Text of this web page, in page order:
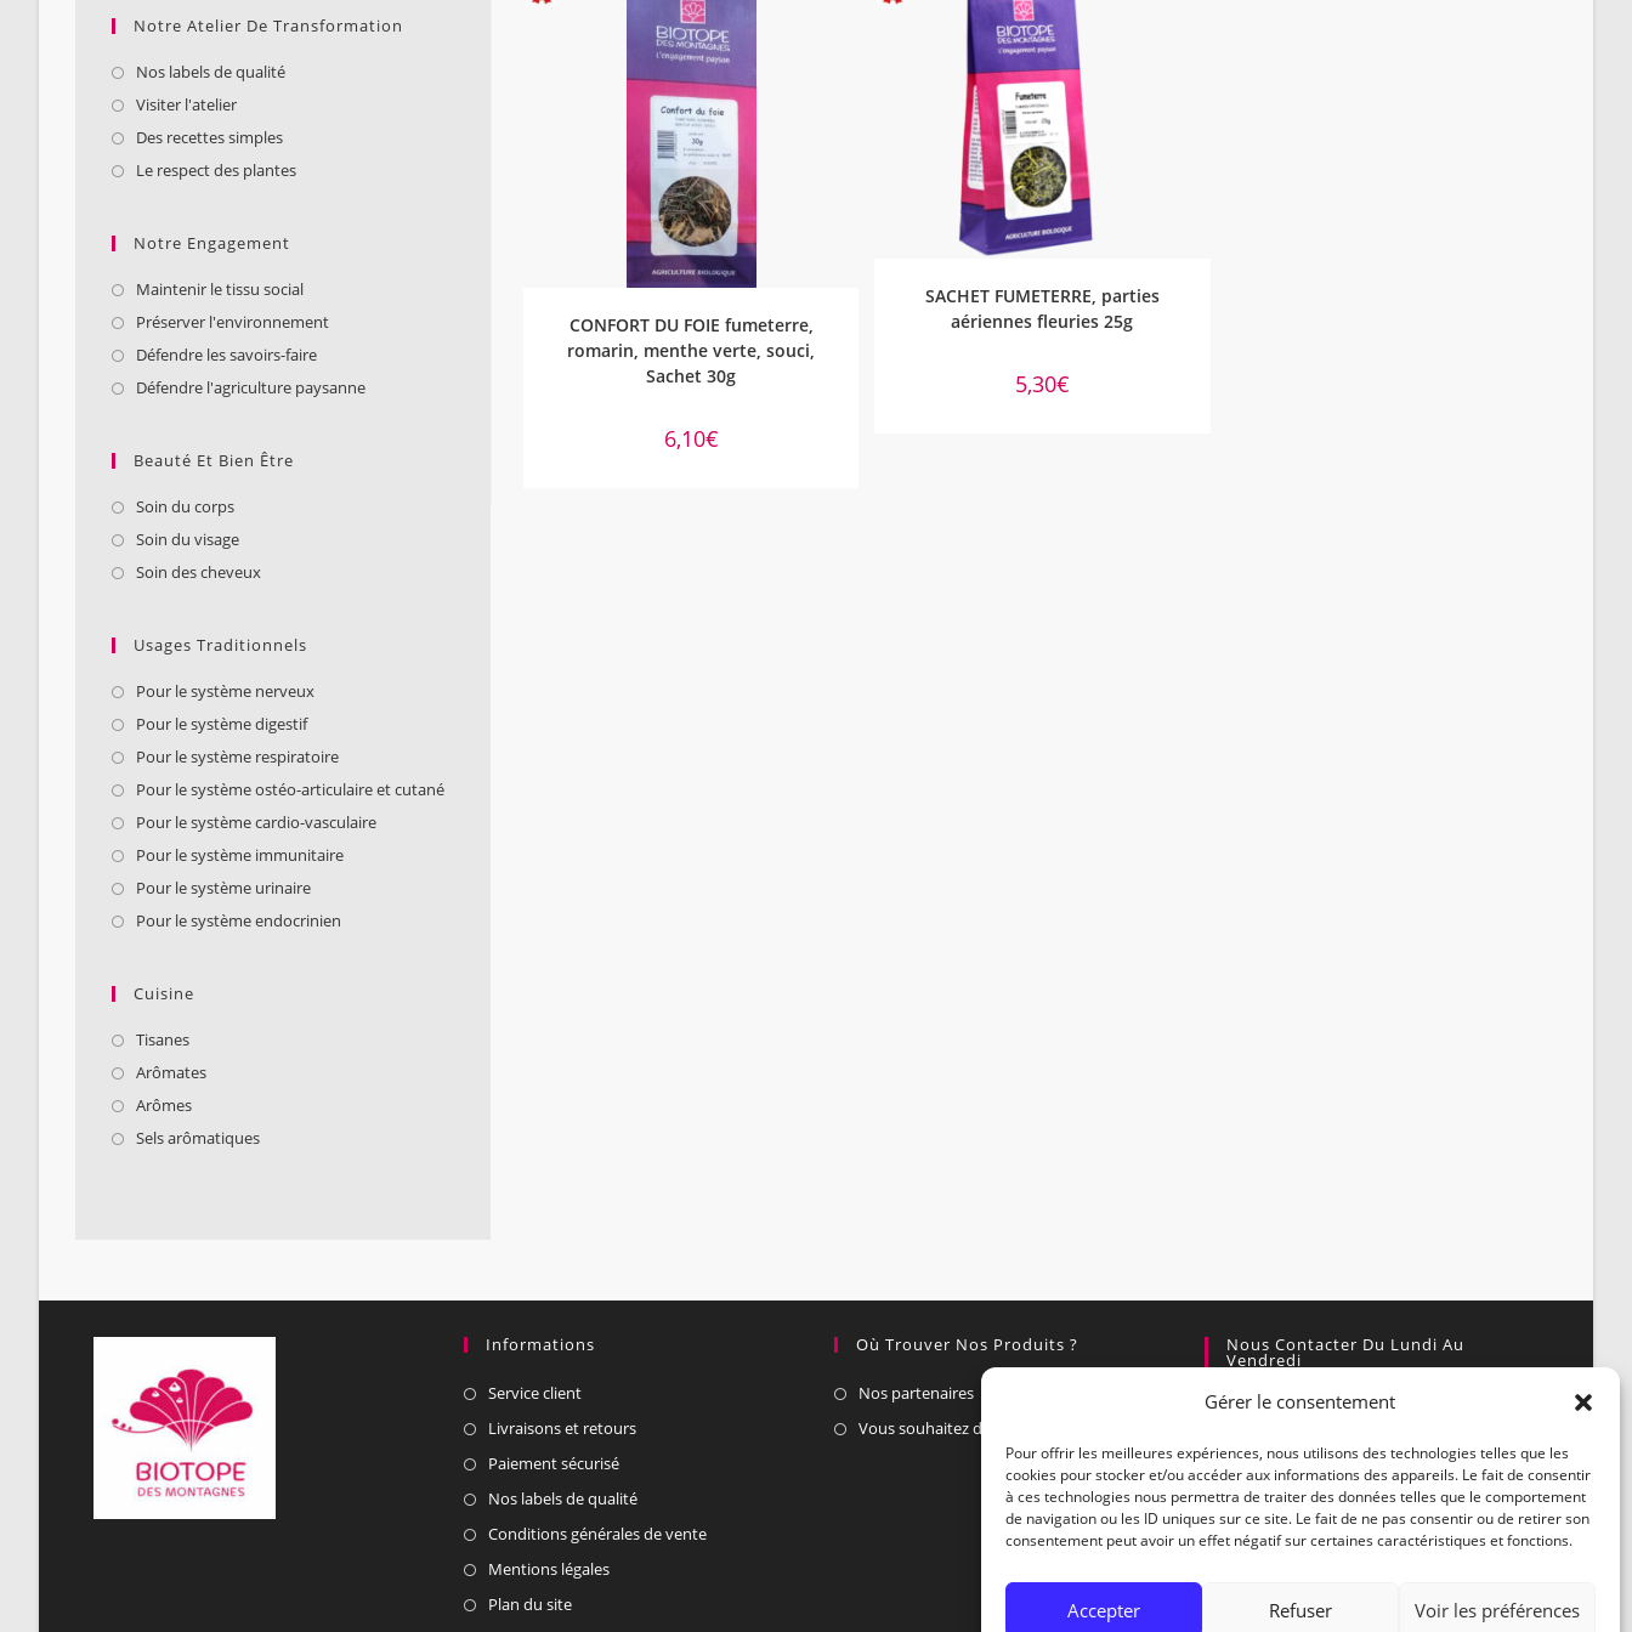
Gérer le consentement
Pour offrir les meilleures expériences, nous utilisons des technologies telles que les
cookies pour stocker et/ou accéder aux informations des appareils. Le fait de consentir
à ces technologies nous permettra de traiter des données telles que le comportement
de navigation ou les ID uniques sur ce site. Le fait de ne pas consentir ou de retirer son
consentement peut avoir un effet négatif sur certaines caractéristiques et fonctions.
Accepter Refuser Voir les préférences
CONFORT DU FOIE fumeterre,
romarin, menthe verte, souci,
Sachet 30g
6,10€
SACHET FUMETERRE, parties
aériennes fleuries 25g
5,30€
Notre Atelier De Transformation
Nos labels de qualité
Visiter l'atelier
Des recettes simples
Le respect des plantes
Notre Engagement
Maintenir le tissu social
Préserver l'environnement
Défendre les savoirs-faire
Défendre l'agriculture paysanne
Beauté Et Bien Être
Soin du corps
Soin du visage
Soin des cheveux
Usages Traditionnels
Pour le système nerveux
Pour le système digestif
Pour le système respiratoire
Pour le système ostéo-articulaire et cutané
Pour le système cardio-vasculaire
Pour le système immunitaire
Pour le système urinaire
Pour le système endocrinien
Cuisine
Tisanes
Arômates
Arômes
Sels arômatiques
Informations
Service client
Livraisons et retours
Paiement sécurisé
Nos labels de qualité
Conditions générales de vente
Mentions légales
Plan du site
Où Trouver Nos Produits ?
Nos partenaires
Vous souhaitez devenir un partenaire
Nous Contacter Du Lundi Au
Vendredi
Par courrier :
Par téléphone :
04.66.85.44.59